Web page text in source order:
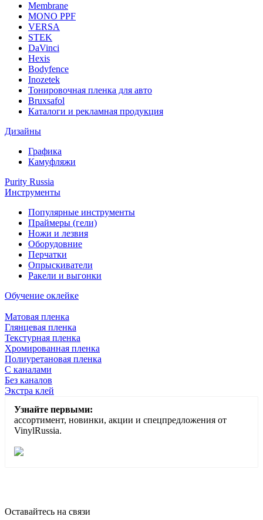
Membrane
MONO PPF
VERSA
STEK
DaVinci
Hexis
Bodyfence
Inozetek
Тонировочная пленка для авто
Bruxsafol
Каталоги и рекламная продукция
Дизайны
Графика
Камуфляжи
Purity Russia
Инструменты
Популярные инструменты
Праймеры (гели)
Ножи и лезвия
Оборудовние
Перчатки
Опрыскиватели
Ракели и выгонки
Обучение оклейке
Матовая пленка
Глянцевая пленка
Текстурная пленка
Хромированная пленка
Полиуретановая пленка
С каналами
Без каналов
Экстра клей
Узнайте первыми:
ассортимент, новинки, акции и спецпредложения от
VinylRussia.
Оставайтесь на связи